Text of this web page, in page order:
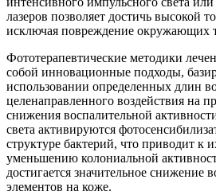
лазеров позволяет достичь высокой
исключая повреждение окружающих
Фототерапевтические методики
собой инновационные подходы,
использовании определенных длин
целенаправленного воздействия на
снижения воспалительной
света активируются
структуре бактерий, что приводит к
уменьшению колониальной
достигается значительное снижение
элементов на коже.